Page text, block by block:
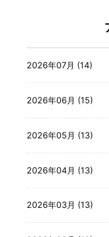
2026年07月 (14)
2026年06月 (15)
2026年05月 (13)
2026年04月 (13)
2026年03月 (13)